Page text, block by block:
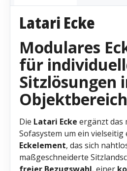
Latari Ecke
Modulares
für
Sitzlösungen
Objektbereich
Die Latari Ecke ergänzt das
Sofasystem um ein vielseitig
Eckelement, das sich
maßgeschneiderte